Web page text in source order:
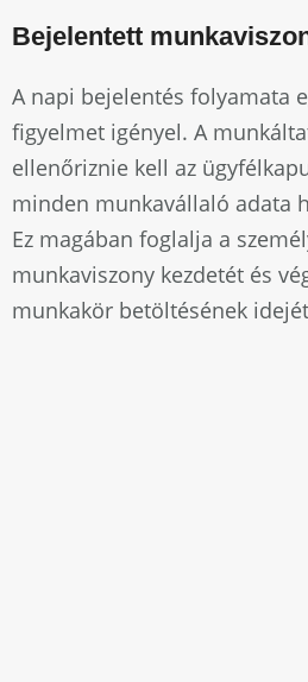
Bejelentett
A napi bejelentés folyamata
figyelmet igényel. A
ellenőriznie kell az
minden munkavállaló adata
Ez magában foglalja a
munkaviszony kezdetét és
munkakör betöltésének